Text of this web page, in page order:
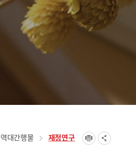
역대간행물 재정연구